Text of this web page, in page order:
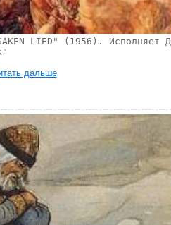
LIED" (1956). Исполняет
дальше